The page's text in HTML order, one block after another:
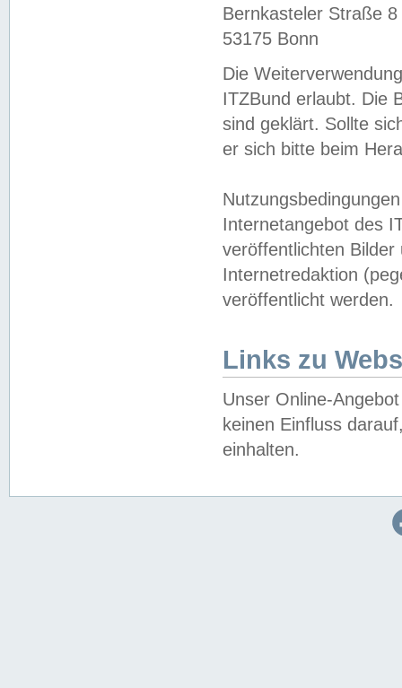
Bernkasteler Straße 8
53175 Bonn
Die
ITZBund erlaubt. Die
sind geklärt. Sollte
er sich bitte beim
Internetangebot des
veröffentlichten
Internetredaktion
veröffentlicht werden.
Links zu
Unser Online-
keinen Einfluss
einhalten.